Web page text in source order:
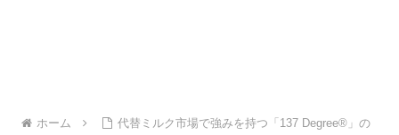
ホーム
代替ミルク市場で強みを持つ「137 Degree®」の